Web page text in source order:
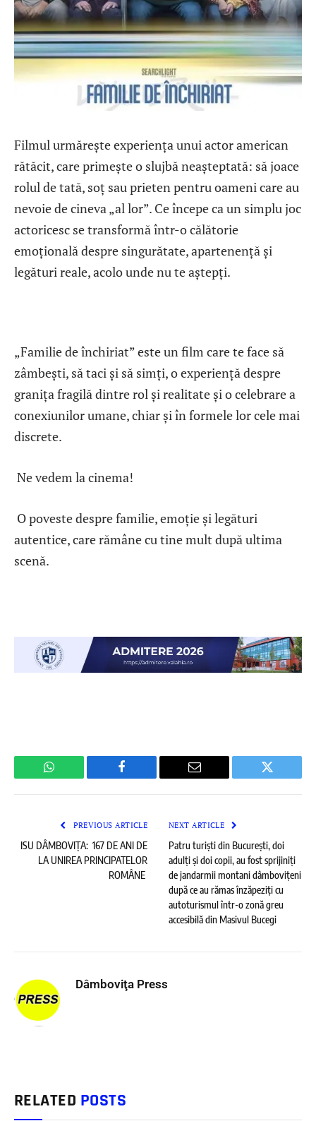
Filmul urmărește experiența unui actor american
rătăcit, care primește o slujbă neașteptată: să joace
rolul de tată, soț sau prieten pentru oameni care au
nevoie de cineva „al lor”. Ce începe ca un simplu joc
actoricesc se transformă într-o călătorie
emoțională despre singurătate, apartenență și
legături reale, acolo unde nu te aștepți.
„Familie de închiriat” este un film care te face să
zâmbești, să taci și să simți, o experiență despre
granița fragilă dintre rol și realitate și o celebrare a
conexiunilor umane, chiar și în formele lor cele mai
discrete.
Ne vedem la cinema!
O poveste despre familie, emoție și legături
autentice, care rămâne cu tine mult după ultima
scenă.
WhatsApp Facebook Email Twitter
PREVIOUS ARTICLE
ISU DÂMBOVIȚA: 167 DE ANI DE
LA UNIREA PRINCIPATELOR
ROMÂNE
NEXT ARTICLE
Patru turiști din București, doi
adulți și doi copii, au fost sprijiniți
de jandarmii montani dâmbovițeni
după ce au rămas înzăpeziți cu
autoturismul într-o zonă greu
accesibilă din Masivul Bucegi
Dâmboviţa Press
RELATED POSTS